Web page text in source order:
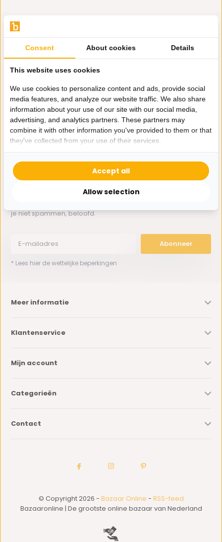
Hulp nodig?
Wij zitten voor je klaar.
Whatsapp ons
0162-231130
klantenservice@bazaaronline.nl
je niet spammen, beloofd.
Abonneer
* Lees hier de wettelijke beperkingen
Meer informatie
Klantenservice
Mijn account
Categorieën
Contact
© Copyright 2026 - Bazaar Online - RSS-feed
Bazaaronline | De grootste online bazaar van Nederland
Consent About cookies Details
This website uses cookies
We use cookies to personalize content and ads, provide social
media features, and analyze our website traffic. We also share
information about your use of our site with our social media,
advertising, and analytics partners. These partners may
combine it with other information you've provided to them or that
they've collected from your use of their services.
Allow selection
Accept all